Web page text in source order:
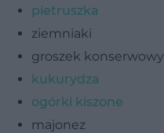
pietruszka
ziemniaki
groszek konserwowy
kukurydza
ogórki kiszone
majonez